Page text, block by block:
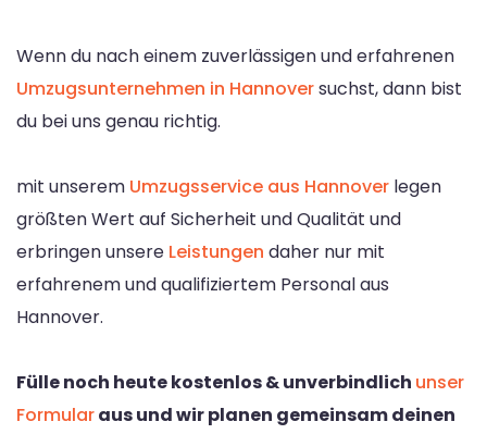
Wenn du nach einem zuverlässigen und erfahrenen
Umzugsunternehmen in Hannoversuchst, dann bist
du bei uns genau richtig.
mit unserem Umzugsservice aus Hannover legen
größten Wert auf Sicherheit und Qualität und
erbringen unsere Leistungen daher nur mit
erfahrenem und qualifiziertem Personal aus
Hannover.
Fülle noch heute kostenlos & unverbindlich unser
Formularaus und wir planen gemeinsam deinen